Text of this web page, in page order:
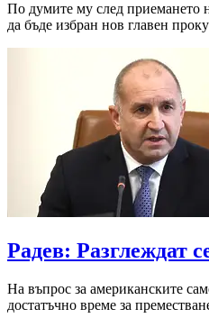
По думите му след приемането
да бъде избран нов главен
Радев: Разглеждат
На въпрос за американските
достатъчно време за